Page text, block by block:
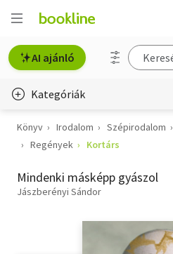
AI ajánló
Kategóriák
Életmód, egészség
Gyermek- és ifjúsági
Hobbi, szabadidő
Könyv Irodalom Szépirodalom
Regények
Kortárs
Mindenki másképp gyászol
Jászberényi Sándor